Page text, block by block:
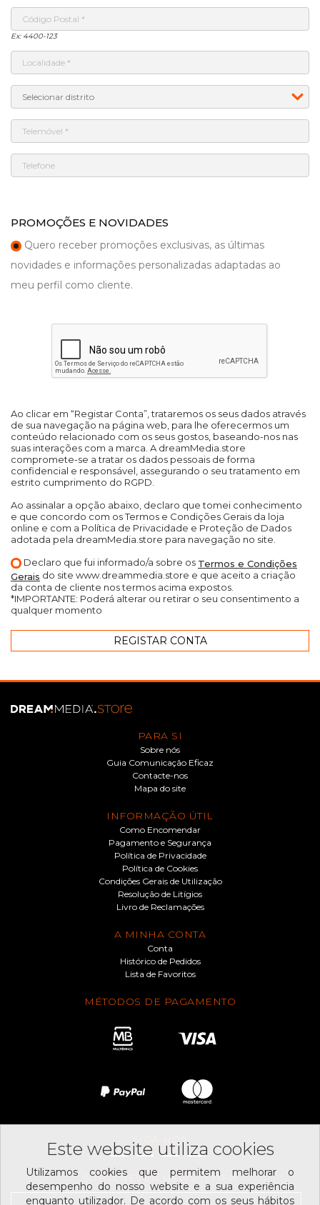
Ex: 4400-123
PROMOÇÕES E NOVIDADES
Quero receber promoções exclusivas, as últimas
novidades e informações personalizadas adaptadas ao
meu perfil como cliente.
Ao clicar em “Registar Conta”, trataremos os seus dados através
de sua navegação na página web, para lhe oferecermos um
conteúdo relacionado com os seus gostos, baseando-nos nas
suas interações com a marca. A dreamMedia.store
compromete-se a tratar os dados pessoais de forma
confidencial e responsável, assegurando o seu tratamento em
estrito cumprimento do RGPD.
Ao assinalar a opção abaixo, declaro que tomei conhecimento
e que concordo com os Termos e Condições Gerais da loja
online e com a Política de Privacidade e Proteção de Dados
adotada pela dreamMedia.store para navegação no site.
Declaro que fui informado/a sobre os Termos e Condições
Gerais do site www.dreammedia.store e que aceito a criação
da conta de cliente nos termos acima expostos.
*IMPORTANTE: Poderá alterar ou retirar o seu consentimento a
qualquer momento
PARA SI
Sobre nós
Guia Comunicação Eficaz
Contacte-nos
Mapa do site
INFORMAÇÃO ÚTIL
Como Encomendar
Pagamento e Segurança
Política de Privacidade
Política de Cookies
Condições Gerais de Utilização
Resolução de Litígios
Livro de Reclamações
A MINHA CONTA
Conta
Histórico de Pedidos
Lista de Favoritos
MÉTODOS DE PAGAMENTO
SIGA-NOS
SUBSCREVER NEWSLETTER
Este website utiliza cookies
Utilizamos cookies que permitem melhorar o
desempenho do nosso website e a sua experiência
enquanto utilizador. De acordo com os seus hábitos